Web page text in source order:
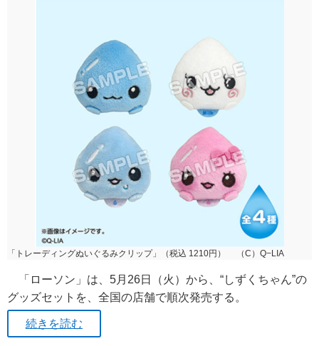
「トレーディングぬいぐるみクリップ」（税込 1210円） （C）Q−LIA
「ローソン」は、5月26日（火）から、“しずくちゃん”の
グッズセットを、全国の店舗で順次発売する。
続きを読む